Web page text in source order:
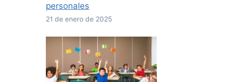
personales
21 de enero de 2025